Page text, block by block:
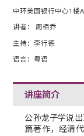
中环美国银行中心1楼
讲者： 周栢乔
主持：李行德
语言：粤语
讲座简介
公孙龙子学说
篇著作，经清